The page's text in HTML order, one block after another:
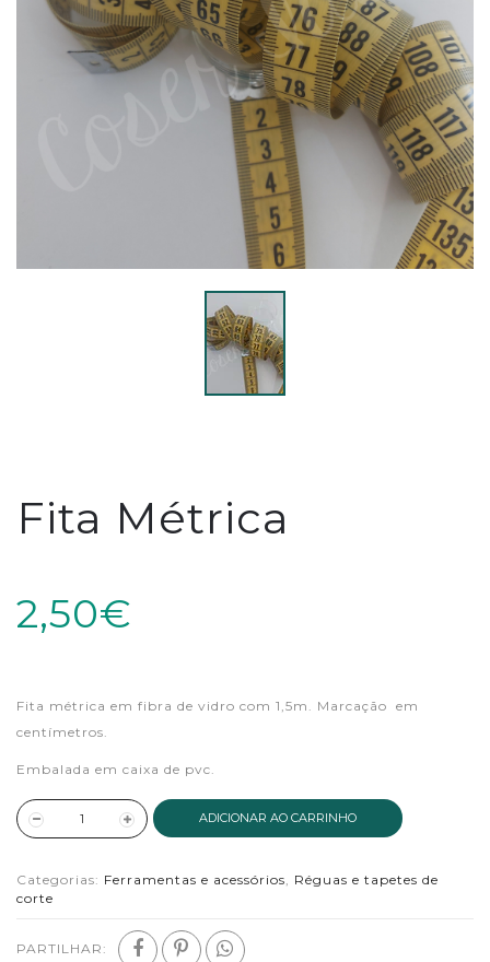
Fita Métrica
2,50€
Fita métrica em fibra de vidro com 1,5m. Marcação em
centímetros.
Embalada em caixa de pvc.
ADICIONAR AO CARRINHO
Categorias: Ferramentas e acessórios, Réguas e tapetes de
corte
PARTILHAR: